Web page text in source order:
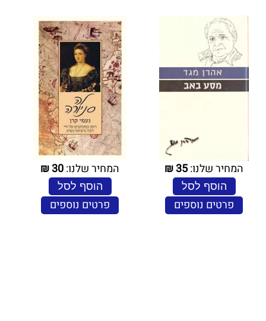
המחיר שלנו:35
₪
הוסף לסל
פרטים נוספים
המחיר שלנו:30
₪
הוסף לסל
פרטים נוספים